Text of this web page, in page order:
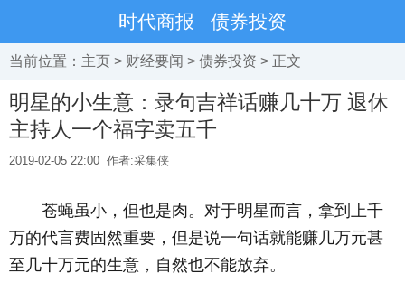
时代商报 债券投资
当前位置： 主页 > 财经要闻 > 债券投资 > 正文
明星的小生意：录句吉祥话赚几十万 退休
主持人一个福字卖五千
2019-02-05 22:00 作者:采集侠
苍蝇虽小，但也是肉。对于明星而言，拿到上千
万的代言费固然重要，但是说一句话就能赚几万元甚
至几十万元的生意，自然也不能放弃。